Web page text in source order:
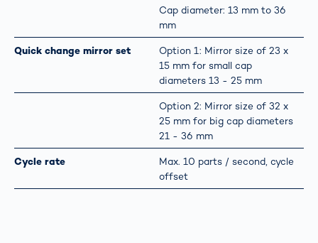
Cap diameter: 13 mm to 36
mm
Quick change mirror set
Option 1: Mirror size of 23 x
15 mm for small cap
diameters 13 - 25 mm
Option 2: Mirror size of 32 x
25 mm for big cap diameters
21 - 36 mm
Cycle rate
Max. 10 parts / second, cycle
offset